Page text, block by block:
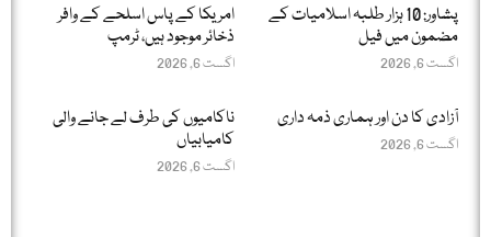
پشاور: 10 ہزار طلبہ اسلامیات کے
مضمون میں فیل
اگست 6, 2026
امریکا کے پاس اسلحے کے وافر
ذخائر موجود ہیں، ٹرمپ
اگست 6, 2026
آزادی کا دن اور ہماری ذمہ داری
اگست 6, 2026
ناکامیوں کی طرف لے جانے والی
کامیابیاں
اگست 6, 2026